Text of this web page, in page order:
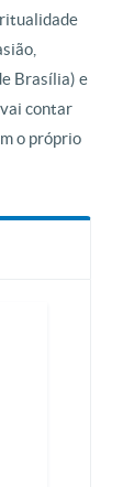
Brasília) e
contar
o próprio